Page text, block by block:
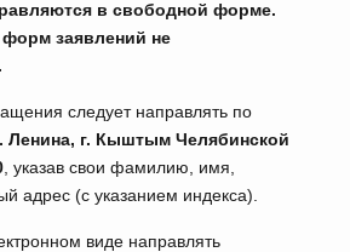
в свободной форме.
заявлений не
следует направлять по
Ленина, г. Кыштым Челябинской
, указав свои фамилию, имя,
адрес (с указанием индекса).
виде направлять